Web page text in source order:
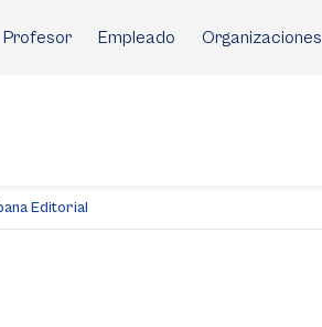
Profesor Empleado Organizaciones
Editorial